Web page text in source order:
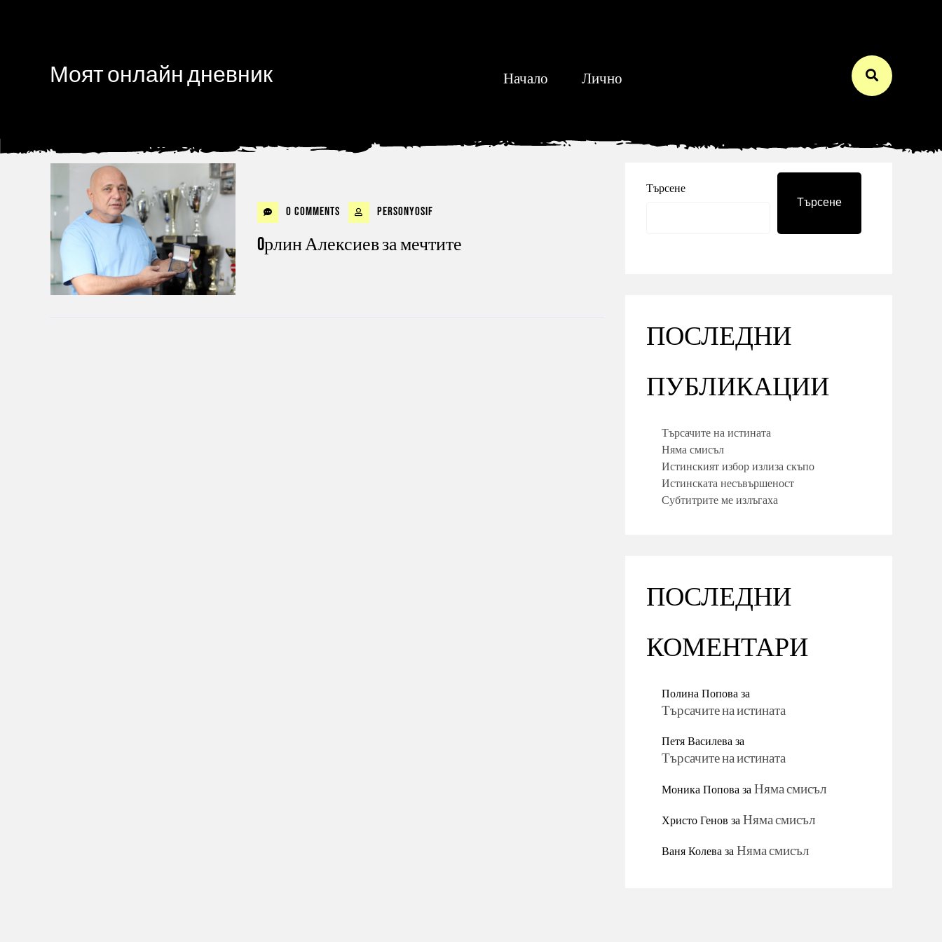
Моят онлайн дневник Начало Лично
0 Comments personyosif
Oрлин Алексиев за мечтите
Търсене
Търсене
ПОСЛЕДНИ
ПУБЛИКАЦИИ
Търсачите на истината
Няма смисъл
Истинският избор излиза скъпо
Истинската несъвършеност
Субтитрите ме излъгаха
ПОСЛЕДНИ
КОМЕНТАРИ
Полина Поповаза
Търсачите на истината
Петя Василеваза
Търсачите на истината
Моника ПоповазаНяма смисъл
Христо ГеновзаНяма смисъл
Ваня КолевазаНяма смисъл